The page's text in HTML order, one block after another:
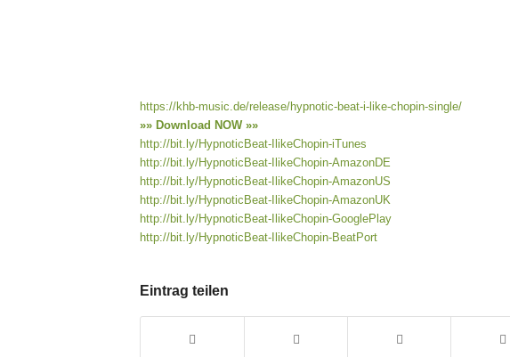
https://khb-music.de/release/hypnotic-beat-i-like-chopin-single/
»» Download NOW »»
http://bit.ly/HypnoticBeat-IlikeChopin-iTunes
http://bit.ly/HypnoticBeat-IlikeChopin-AmazonDE
http://bit.ly/HypnoticBeat-IlikeChopin-AmazonUS
http://bit.ly/HypnoticBeat-IlikeChopin-AmazonUK
http://bit.ly/HypnoticBeat-IlikeChopin-GooglePlay
http://bit.ly/HypnoticBeat-IlikeChopin-BeatPort
Eintrag teilen